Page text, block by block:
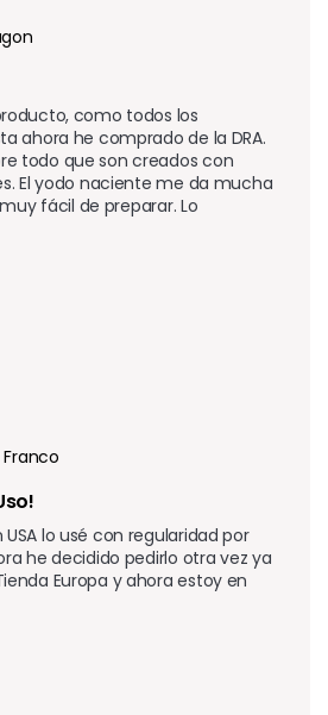
como todos los
ahora he comprado de la DRA.
todo que son creados con
El yodo naciente me da mucha
fácil de preparar. Lo
Franco
lo usé con regularidad por
he decidido pedirlo otra vez ya
Europa y ahora estoy en